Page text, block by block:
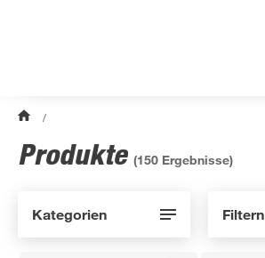
/
Produkte (150 Ergebnisse)
Kategorien Filtern